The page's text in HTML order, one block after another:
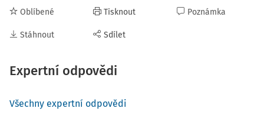
Oblíbené
Stáhnout
Tisknout
Sdílet
Poznámka
Expertní odpovědi
Všechny expertní odpovědi